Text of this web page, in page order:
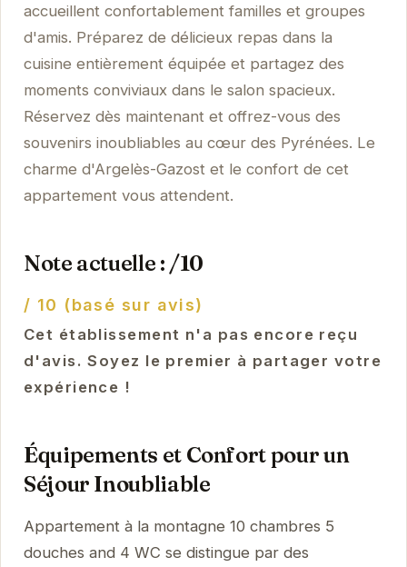
accueillent confortablement familles et groupes
d'amis. Préparez de délicieux repas dans la
cuisine entièrement équipée et partagez des
moments conviviaux dans le salon spacieux.
Réservez dès maintenant et offrez-vous des
souvenirs inoubliables au cœur des Pyrénées. Le
charme d'Argelès-Gazost et le confort de cet
appartement vous attendent.
Note actuelle : /10
/ 10 (basé sur avis)
Cet établissement n'a pas encore reçu
d'avis. Soyez le premier à partager votre
expérience !
Équipements et Confort pour un
Séjour Inoubliable
Appartement à la montagne 10 chambres 5
douches and 4 WC se distingue par des